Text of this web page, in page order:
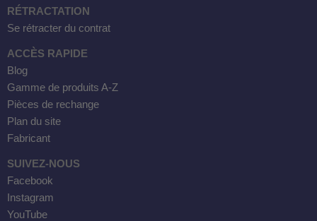
RÉTRACTATION
Se rétracter du contrat
ACCÈS RAPIDE
Blog
Gamme de produits A-Z
Pièces de rechange
Plan du site
Fabricant
SUIVEZ-NOUS
Facebook
Instagram
YouTube